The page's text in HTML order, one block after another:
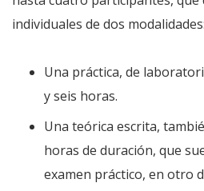
individuales de dos modalidades:
Una práctica, de
y seis horas.
Una teórica escrita,
horas de duración, que
examen práctico, en otro